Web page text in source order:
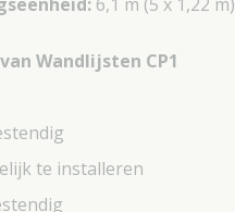
Wandlijsten CP1
te installeren